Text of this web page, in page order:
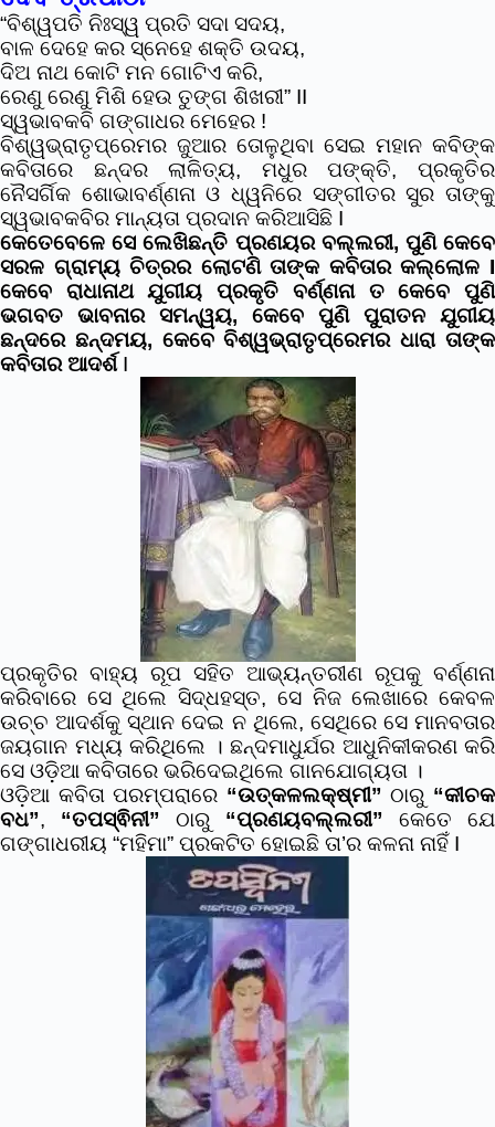
“ବିଶ୍ୱପତି ନିଃସ୍ୱ ପ୍ରତି ସଦା ସଦୟ,
ବାଳ ଦେହେ କର ସ୍ନେହେ ଶକ୍ତି ଉଦୟ,
ଦିଅ ନାଥ କୋଟି ମନ ଗୋଟିଏ କରି,
ରେଣୁ ରେଣୁ ମିଶି ହେଉ ତୁଙ୍ଗ ଶିଖରୀ” II
ସ୍ୱଭାବକବି ଗଙ୍ଗାଧର ମେହେର !
ବିଶ୍ୱଭ୍ରାତୃପ୍ରେମର ଜୁଆର ତୋଳୁଥିବା ସେଇ ମହାନ କବିଙ୍କ
କବିତାରେ ଛନ୍ଦର ଲାଳିତ୍ୟ, ମଧୁର ପଙ୍କ୍ତି, ପ୍ରକୃତିର
ନୈସର୍ଗିକ ଶୋଭାବର୍ଣ୍ଣନା ଓ ଧ୍ୱନିରେ ସଙ୍ଗୀତର ସୁର ତାଙ୍କୁ
ସ୍ୱଭାବକବିର ମାନ୍ୟତା ପ୍ରଦାନ କରିଆସିଛି I
କେତେବେଳେ ସେ ଲେଖିଛନ୍ତି ପ୍ରଣୟର ବଲ୍ଲରୀ, ପୁଣି କେବେ
ସରଳ ଗ୍ରାମ୍ୟ ଚିତ୍ରର ଲୋଟଣି ତାଙ୍କ କବିତାର କଲ୍ଲୋଳ I
କେବେ ରାଧାନାଥ ଯୁଗୀୟ ପ୍ରକୃତି ବର୍ଣ୍ଣନା ତ କେବେ ପୁଣି
ଭଗବତ ଭାବନାର ସମନ୍ୱୟ, କେବେ ପୁଣି ପୁରାତନ ଯୁଗୀୟ
ଛନ୍ଦରେ ଛନ୍ଦମୟ, କେବେ ବିଶ୍ୱଭ୍ରାତୃପ୍ରେମର ଧାରା ତାଙ୍କ
କବିତାର ଆଦର୍ଶI
ପ୍ରକୃତିର ବାହ୍ୟ ରୂପ ସହିତ ଆଭ୍ୟନ୍ତରୀଣ ରୂପକୁ ବର୍ଣ୍ଣନା
କରିବାରେ ସେ ଥିଲେ ସିଦ୍ଧହସ୍ତ, ସେ ନିଜ ଲେଖାରେ କେବଳ
ଉଚ୍ଚ ଆଦର୍ଶକୁ ସ୍ଥାନ ଦେଇ ନ ଥିଲେ, ସେଥିରେ ସେ ମାନବତାର
ଜୟଗାନ ମଧ୍ୟ କରିଥିଲେ । ଛନ୍ଦମାଧୁର୍ଯର ଆଧୁନିକୀକରଣ କରି
ସେ ଓଡ଼ିଆ କବିତାରେ ଭରିଦେଇଥିଲେ ଗାନଯୋଗ୍ୟତା ।
ଓଡ଼ିଆ କବିତା ପରମ୍ପରାରେ “ଉତ୍କଳଲକ୍ଷ୍ମୀ” ଠାରୁ “କୀଚକ
ବଧ”, “ତପସ୍ଵିନୀ” ଠାରୁ “ପ୍ରଣୟବଲ୍ଲରୀ” କେତେ ଯେ
ଗଙ୍ଗାଧରୀୟ “ମହିମା” ପ୍ରକଟିତ ହୋଇଛି ତା’ର କଳନା ନାହିଁ I